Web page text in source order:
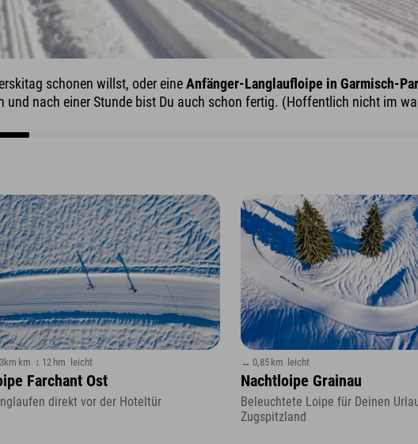
schonen willst, oder eineAnfänger-Langlaufloipe in Garmisch-
und nach einer Stunde bist Du auch schon fertig. (Hoffentlich nicht im
km ↕ 12 hm leicht
Farchant Ost
direkt vor der Hoteltür
↔ 0,85 km leicht
Nachtloipe Grainau
Beleuchtete Loipe für Deinen
Zugspitzland